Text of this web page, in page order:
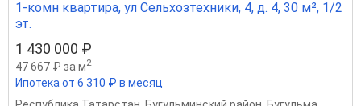
1-комн квартира, ул Сельхозтехники, 4, д. 4, 30 м², 1/2
эт.
1 430 000 ₽
47 667 ₽ за м2
Ипотека от 6 310 ₽ в месяц